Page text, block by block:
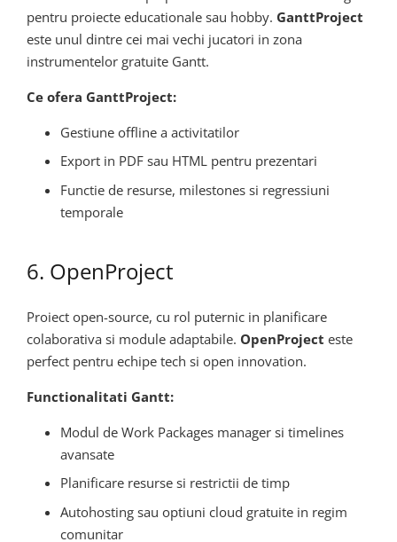
pentru proiecte educationale sau hobby. GanttProject
este unul dintre cei mai vechi jucatori in zona
instrumentelor gratuite Gantt.
Ce ofera GanttProject:
Gestiune offline a activitatilor
Export in PDF sau HTML pentru prezentari
Functie de resurse, milestones si regressiuni
temporale
6. OpenProject
Proiect open-source, cu rol puternic in planificare
colaborativa si module adaptabile. OpenProject este
perfect pentru echipe tech si open innovation.
Functionalitati Gantt:
Modul de Work Packages manager si timelines
avansate
Planificare resurse si restrictii de timp
Autohosting sau optiuni cloud gratuite in regim
comunitar